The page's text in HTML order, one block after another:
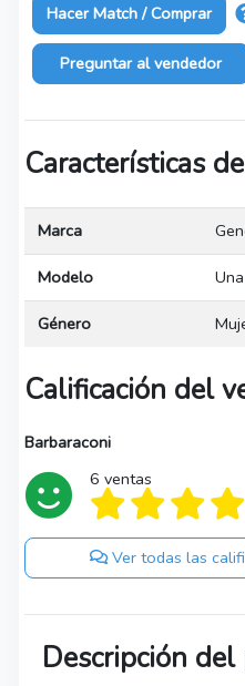
Hacer Match / Comprar
Preguntar al vendedor
Características
Marca
Modelo
Género
Calificación del
Barbaraconi
6 ventas
Ver todas las
Descripción